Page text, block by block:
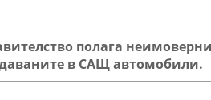
полага
в САЩ автомобили.